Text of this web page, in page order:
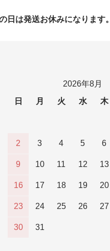
日は発送お休みになります。
2026年8月
日
月 火 水 木
2 3 4 5 6
9 10 11 12 13
16 17 18 19 20
23 24 25 26 27
30 31